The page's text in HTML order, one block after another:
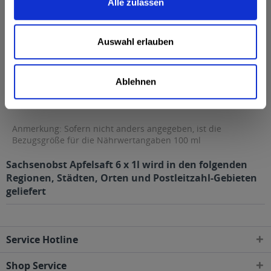
Auswahl erlauben
Ablehnen
0 g
davon gesättigte Fettsäuren
0 g
9,7 g
davon Zucker
9,7 g
0 g
Salz
0 g
Anmerkung: Sofern nicht anders angegeben, ist die
Bezugsgröße für die Nährwertangaben 100 ml
Sachsenobst Apfelsaft 6 x 1l wird in den folgenden
Regionen, Städten, Orten und Postleitzahl-Gebieten
geliefert
Service Hotline
Shop Service